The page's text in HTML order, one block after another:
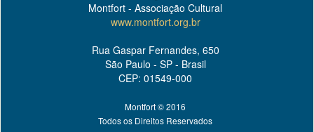
Montfort - Associação Cultural
www.montfort.org.br
Rua Gaspar Fernandes, 650
São Paulo - SP - Brasil
CEP: 01549-000
Montfort © 2016
Todos os Direitos Reservados